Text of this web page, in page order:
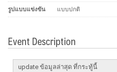
รูปแบบแข่งขัน แบบปกติ
Event Description
update ข้อมูลล่าสุด ที่กระทู้นี้